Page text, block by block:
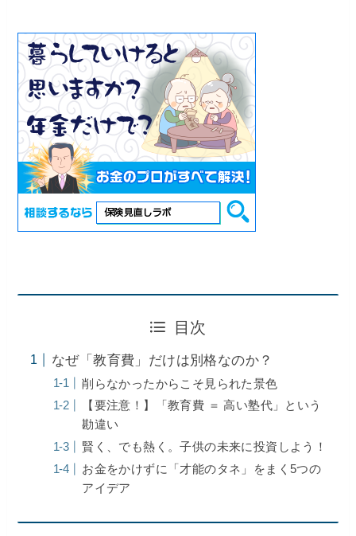
目次
​なぜ「教育費」だけは別格なのか？​
削らなかったからこそ見られた景色
​【要注意！】「教育費 ＝ 高い塾代」という
勘違い
​賢く、でも熱く。子供の未来に投資しよう！
​お金をかけずに「才能のタネ」をまく5つの
アイデア